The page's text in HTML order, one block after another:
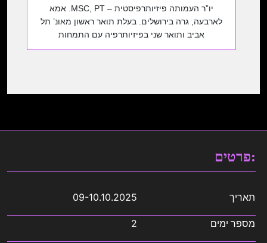
יו”ר העמותה פיזיותרפיסטית – MSC, PT. אמא
לארבעה, גרה בירושלים. בעלת תואר ראשון מאונ’ תל
אביב ותואר שני בפיזיותרפיה עם התמחות
בנוירופדיאטריה מאוניברסיטת UCL. בעלת ניסיון של 20
פרטים:
תאריך 09-10.10.2025
מספר ימים 2